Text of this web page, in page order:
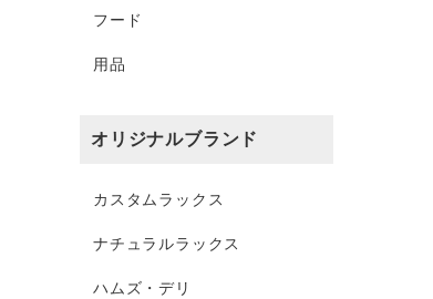
フード
用品
オリジナルブランド
カスタムラックス
ナチュラルラックス
ハムズ・デリ